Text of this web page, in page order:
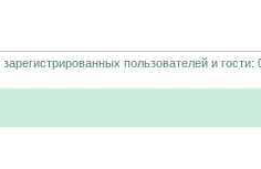
пользователей и гости: